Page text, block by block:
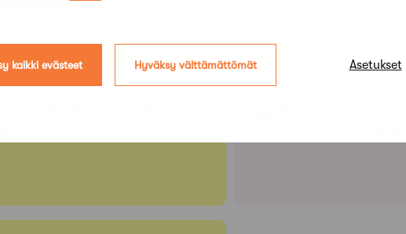
kaikki evästeet Hyväksy välttämättömät Asetukset